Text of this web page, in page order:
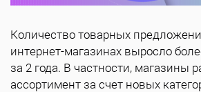
Количество товарных
интернет-магазинах выросло
за 2 года. В частности, магазины
ассортимент за счет новых